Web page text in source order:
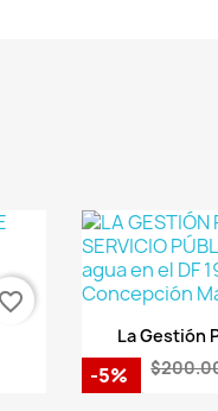
favorite_border

La Gestión
-5%